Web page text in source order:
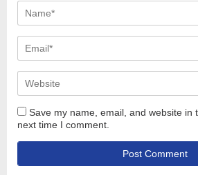
Save my name, email, and website in
next time I comment.